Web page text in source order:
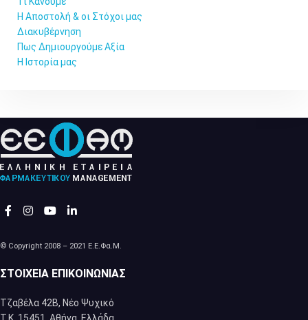
Η Αποστολή & οι Στόχοι μας
Διακυβέρνηση
Πως Δημιουργούμε Αξία
Η Ιστορία μας
© Copyright 2008 – 2021 Ε.Ε.Φα.Μ.
ΣΤΟΙΧΕΊΑ ΕΠΙΚΟΙΝΩΝΊΑΣ
Τζαβέλα 42Β, Νέο Ψυχικό
Τ.Κ. 15451, Αθήνα, Eλλάδα